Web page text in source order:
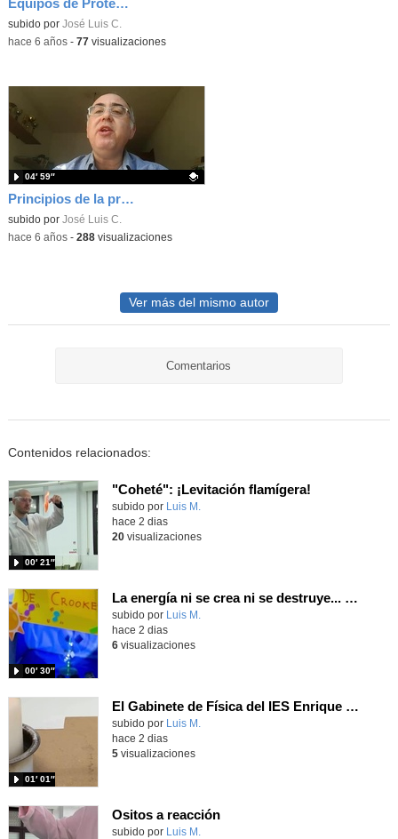
subido por José Luis C.
-hace 6 años- 77 visualizaciones
Principios de la prevención de riesgos laborales
Contenido educativo.
subido por José Luis C.
04′ 59″
-hace 6 años- 288visualizaciones
Ver más del mismo autor
Comentarios
Contenidos relacionados:
"Coheté": ¡Levitación flamígera!
Contenido educativo.
subido por Luis M.
00′ 21″
hace 2 dias
20visualizaciones
La energía ni se crea ni se destruye... ¡se experimenta! El Tierno en la Feria Madrid es Ciencia 2026
Contenido educativo.
subido por Luis M.
00′ 30″
hace 2 dias
6visualizaciones
El Gabinete de Física del IES Enrique Tierno Galván de Parla (Curso 25-26)
Contenido educativo.
subido por Luis M.
01′ 01″
hace 2 dias
5visualizaciones
Ositos a reacción
Contenido educativo.
subido por Luis M.